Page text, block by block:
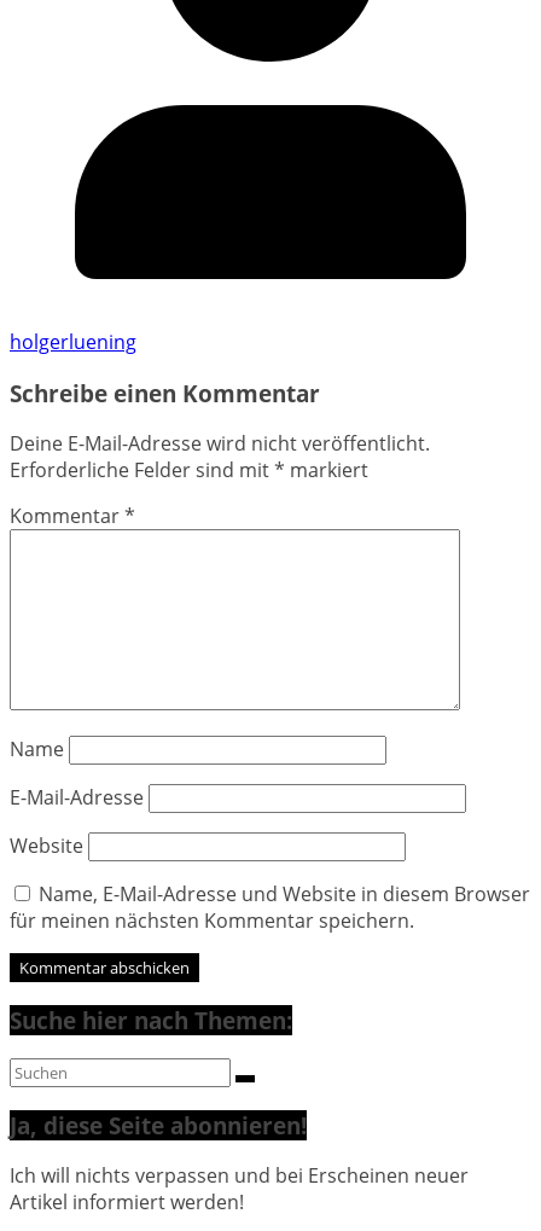
holgerluening
Schreibe einen Kommentar
Deine E-Mail-Adresse wird nicht veröffentlicht.
Erforderliche Felder sind mit* markiert
Kommentar*
Name
E-Mail-Adresse
Website
Name, E-Mail-Adresse und Website in diesem Browser
für meinen nächsten Kommentar speichern.
Suche hier nach Themen:
Ja, diese Seite abonnieren!
Ich will nichts verpassen und bei Erscheinen neuer
Artikel informiert werden!